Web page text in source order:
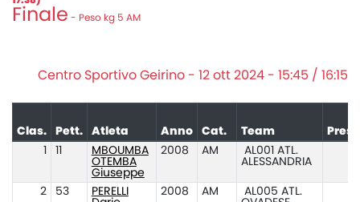
Finale - Peso kg 5 AM
Centro Sportivo Geirino - 12 ott 2024 - 15:45 / 16:15
Clas. Pett. Atleta Anno Cat. Team
MBOUMBA
OTEMBA
Giuseppe
2008 AM
AL001 ATL.
ALESSANDRIA
2 53
PERELLI
2008 AM
AL005 ATL.